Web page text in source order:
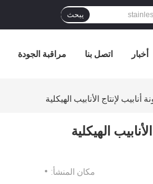
يبحث
مراقبة الجودة اتصل بنا أخبار
مكان المنشأ: